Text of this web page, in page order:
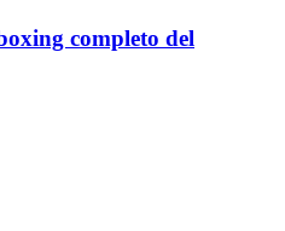
completo del